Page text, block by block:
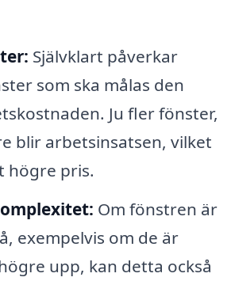
Självklart påverkar
som ska målas den
Ju fler fönster,
blir arbetsinsatsen, vilket
högre pris.
Om fönstren är
exempelvis om de är
upp, kan detta också